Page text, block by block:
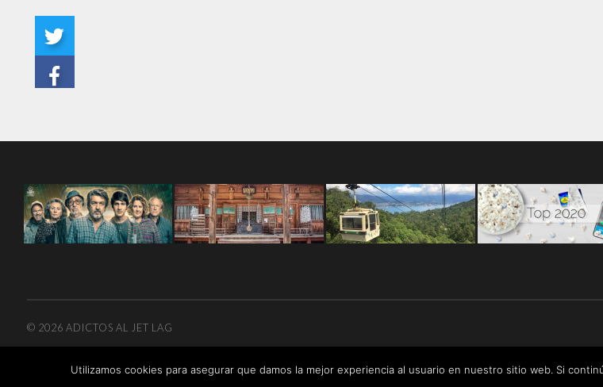
© 2026 ADICTOS AL JET LAG
Utilizamos cookies para asegurar que damos la mejor experiencia al usuario en nuestro sitio web. Si